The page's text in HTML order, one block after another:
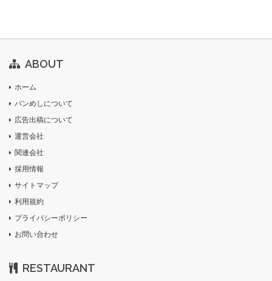
ABOUT
ホーム
バンめしについて
広告出稿について
運営会社
関連会社
採用情報
サイトマップ
利用規約
プライバシーポリシー
お問い合わせ
RESTAURANT